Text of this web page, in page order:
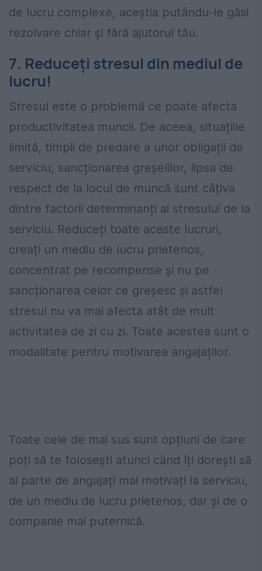
de lucru complexe, aceștia putându-le găsi
rezolvare chiar și fără ajutorul tău.
7. Reduceți stresul din mediul de
lucru!
Stresul este o problemă ce poate afecta
productivitatea muncii. De aceea, situațiile
limită, timpii de predare a unor obligații de
serviciu, sancționarea greșelilor, lipsa de
respect de la locul de muncă sunt câțiva
dintre factorii determinanți ai stresului de la
serviciu. Reduceți toate aceste lucruri,
creați un mediu de lucru prietenos,
concentrat pe recompense și nu pe
sancționarea celor ce greșesc și astfel
stresul nu va mai afecta atât de mult
activitatea de zi cu zi. Toate acestea sunt o
modalitate pentru motivarea angajaților.
Toate cele de mai sus sunt opțiuni de care
poți să te folosești atunci când îți dorești să
ai parte de angajați mai motivați la serviciu,
de un mediu de lucru prietenos, dar și de o
companie mai puternică.